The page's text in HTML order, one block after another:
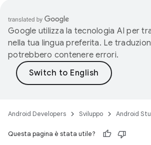
Google utilizza la tecnologia AI per
nella tua lingua preferita. Le
potrebbero contenere errori.
Android Developers Sviluppo Android
Questa pagina è stata utile?